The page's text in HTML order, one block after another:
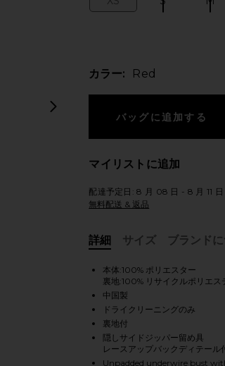
view 2 of 4 ANNIKA ミニドレ
次のスライド
カラー: Red
マイリストに追加
配達予定日: 8 月 08 日 - 8 月 11 日
無料配送 & 返品
詳細
サイズ ブランド
本体:100% ポリエスター
裏地:100% リサイクルポリエス
中国製
ドライクリーニングのみ
裏地付
隠しサイドジッパー留め具
レースアップバックディテー
Unpadded underwire bust